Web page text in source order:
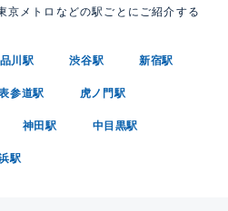
京メトロなどの駅ごとにご紹介する
品川駅 渋谷駅 新宿駅
参道駅 虎ノ門駅
神田駅 中目黒駅
駅